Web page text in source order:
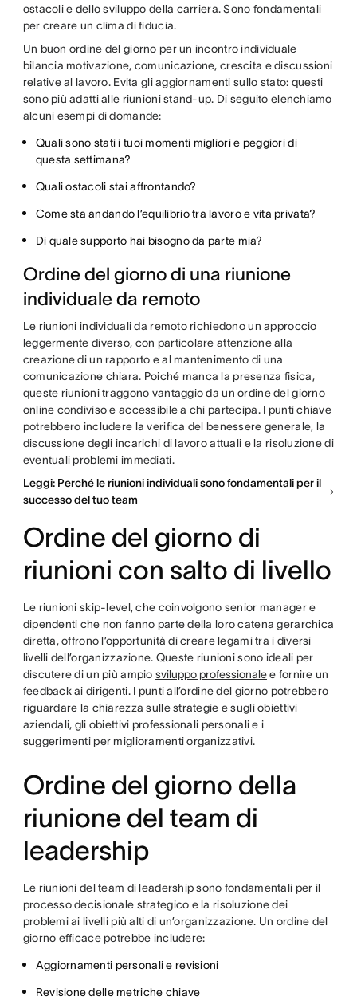
ostacoli e dello sviluppo della carriera. Sono fondamentali
per creare un clima di fiducia.
Un buon ordine del giorno per un incontro individuale
bilancia motivazione, comunicazione, crescita e discussioni
relative al lavoro. Evita gli aggiornamenti sullo stato: questi
sono più adatti alle riunioni stand-up. Di seguito elenchiamo
alcuni esempi di domande:
Quali sono stati i tuoi momenti migliori e peggiori di
questa settimana?
Quali ostacoli stai affrontando?
Come sta andando l’equilibrio tra lavoro e vita privata?
Di quale supporto hai bisogno da parte mia?
Ordine del giorno di una riunione
individuale da remoto
Le riunioni individuali da remoto richiedono un approccio
leggermente diverso, con particolare attenzione alla
creazione di un rapporto e al mantenimento di una
comunicazione chiara. Poiché manca la presenza fisica,
queste riunioni traggono vantaggio da un ordine del giorno
online condiviso e accessibile a chi partecipa. I punti chiave
potrebbero includere la verifica del benessere generale, la
discussione degli incarichi di lavoro attuali e la risoluzione di
eventuali problemi immediati.
Leggi: Perché le riunioni individuali sono fondamentali per il
successo del tuo team
Ordine del giorno di
riunioni con salto di livello
Le riunioni skip-level, che coinvolgono senior manager e
dipendenti che non fanno parte della loro catena gerarchica
diretta, offrono l’opportunità di creare legami tra i diversi
livelli dell’organizzazione. Queste riunioni sono ideali per
discutere di un più ampio sviluppo professionalee fornire un
feedback ai dirigenti. I punti all’ordine del giorno potrebbero
riguardare la chiarezza sulle strategie e sugli obiettivi
aziendali, gli obiettivi professionali personali e i
suggerimenti per miglioramenti organizzativi.
Ordine del giorno della
riunione del team di
leadership
Le riunioni del team di leadership sono fondamentali per il
processo decisionale strategico e la risoluzione dei
problemi ai livelli più alti di un’organizzazione. Un ordine del
giorno efficace potrebbe includere:
Aggiornamenti personali e revisioni
Revisione delle metriche chiave